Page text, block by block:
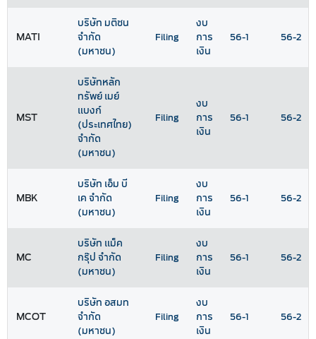
MATI
บริษัท มติชน
จำกัด
(มหาชน)
Filing
งบ
การ
เงิน
56-1 56-2
MST
บริษัทหลัก
ทรัพย์ เมย์
แบงก์
(ประเทศไทย)
จำกัด
(มหาชน)
Filing
งบ
การ
เงิน
56-1 56-2
MBK
บริษัท เอ็ม บี
เค จำกัด
(มหาชน)
Filing
งบ
การ
เงิน
56-1 56-2
MC
บริษัท แม็ค
กรุ๊ป จำกัด
(มหาชน)
Filing
งบ
การ
เงิน
56-1 56-2
MCOT
บริษัท อสมท
จำกัด
(มหาชน)
Filing
งบ
การ
เงิน
56-1 56-2